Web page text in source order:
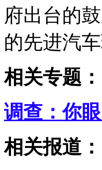
府出台的
的先进汽
相关专题：
调查：你
相关报道：